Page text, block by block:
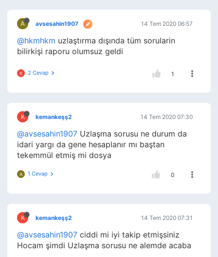
A avsesahin1907 14 Tem 2020 06:57
@hkmhkm uzlaştırma dışında tüm sorularin
bilirkişi raporu olumsuz geldi
K 2 Cevap 1
K kemankeşş2 14 Tem 2020 07:30
@avsesahin1907 Uzlaşma sorusu ne durum da
idari yargı da gene hesaplanır mı baştan
tekemmül etmiş mi dosya
A 1 Cevap 0
K kemankeşş2 14 Tem 2020 07:31
@avsesahin1907 ciddi mi iyi takip etmişsiniz
Hocam şimdi Uzlaşma sorusu ne alemde acaba